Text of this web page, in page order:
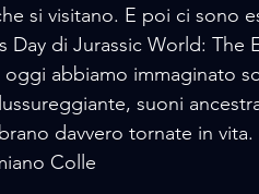
si visitano. E poi ci sono
Day di Jurassic World:
abbiamo immaginato
suoni
davvero tornate in vita.
Colle